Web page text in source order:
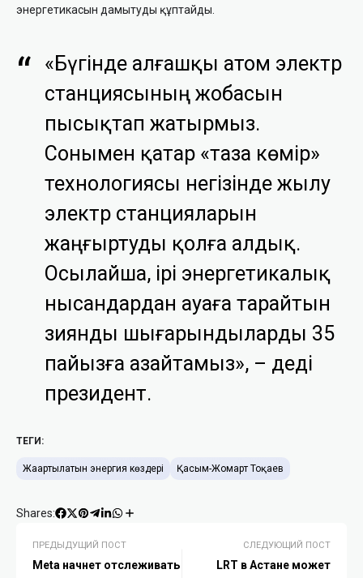
энергетикасын дамытуды құптайды.
«Бүгінде алғашқы атом электр
станциясының жобасын
пысықтап жатырмыз.
Сонымен қатар «таза көмір»
технологиясы негізінде жылу
электр станцияларын
жаңғыртуды қолға алдық.
Осылайша, ірі энергетикалық
нысандардан ауаға тарайтын
зиянды шығарындыларды 35
пайызға азайтамыз», – деді
президент.
ТЕГИ:
Жаңартылатын энергия көздері Қасым-Жомарт Тоқаев
Shares:
ПРЕДЫДУЩИЙ ПОСТ
Meta начнет отслеживать
СЛЕДУЮЩИЙ ПОСТ
LRT в Астане может